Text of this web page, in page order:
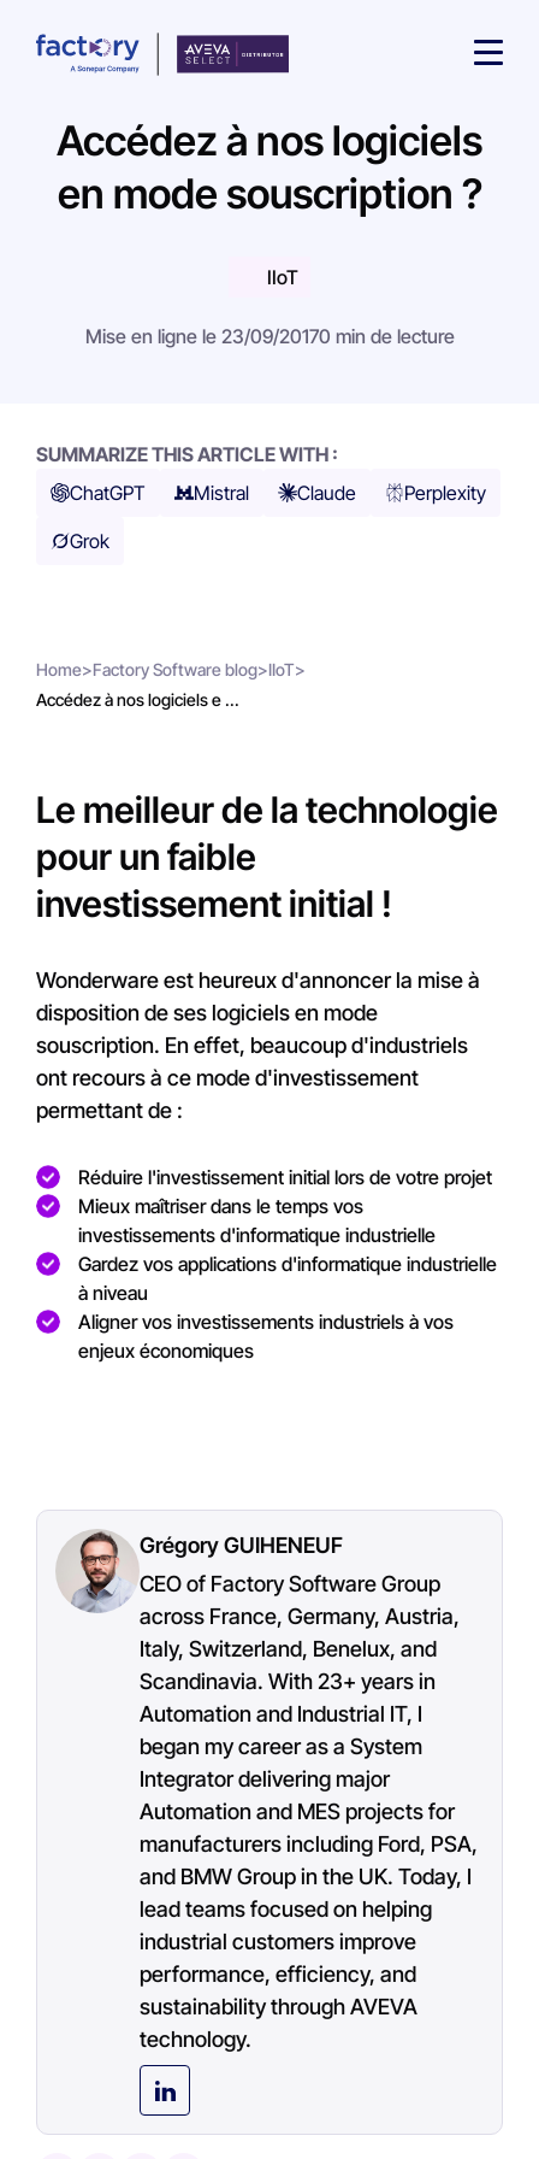
Qu'est-ce que vous cherchez ?
Accédez à nos logiciels
en mode souscription ?
IIoT
Mise en ligne le 23/09/20170 min de lecture
SUMMARIZE THIS ARTICLE WITH :
ChatGPT
Mistral Claude
Perplexity
Grok
Home>Factory Software blog>IIoT>
Accédez à nos logiciels e ...
Le meilleur de la technologie
pour un faible
investissement initial !
Wonderware est heureux d'annoncer la mise à
disposition de ses logiciels en mode
souscription. En effet, beaucoup d'industriels
ont recours à ce mode d'investissement
permettant de :
Réduire l'investissement initial lors de votre projet
Mieux maîtriser dans le temps vos
investissements d'informatique industrielle
Gardez vos applications d'informatique industrielle
à niveau
Aligner vos investissements industriels à vos
enjeux économiques
Grégory GUIHENEUF
CEO of Factory Software Group
across France, Germany, Austria,
Italy, Switzerland, Benelux, and
Scandinavia. With 23+ years in
Automation and Industrial IT, I
began my career as a System
Integrator delivering major
Automation and MES projects for
manufacturers including Ford, PSA,
and BMW Group in the UK. Today, I
lead teams focused on helping
industrial customers improve
performance, efficiency, and
sustainability through AVEVA
technology.